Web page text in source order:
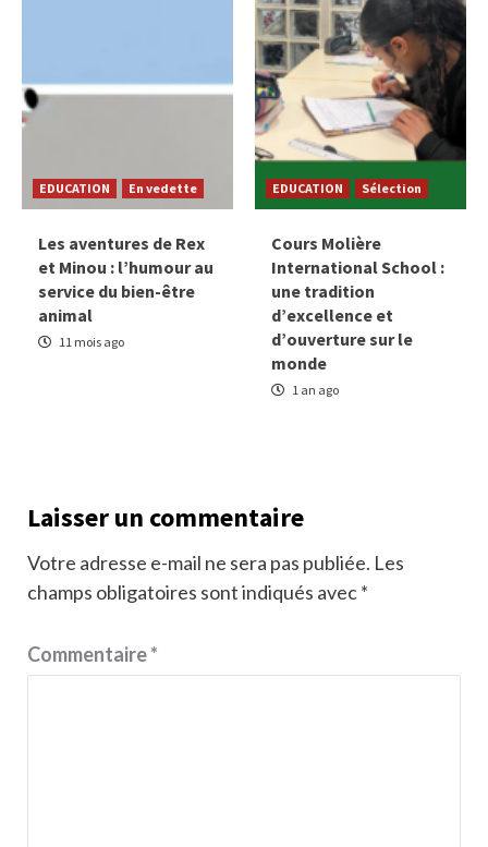
EDUCATION En vedette
Les aventures de Rex
et Minou : l’humour au
service du bien-être
animal
11 mois ago
EDUCATION Sélection
Cours Molière
International School :
une tradition
d’excellence et
d’ouverture sur le
monde
1 an ago
Laisser un commentaire
Votre adresse e-mail ne sera pas publiée. Les
champs obligatoires sont indiqués avec*
Commentaire*